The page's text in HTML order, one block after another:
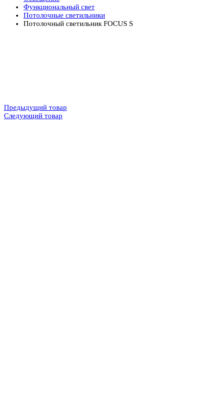
Функциональный свет
Потолочные светильники
Потолочный светильник FOCUS S
Предыдущий товар
Следующий товар